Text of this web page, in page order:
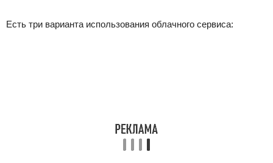
Есть три варианта использования облачного сервиса: